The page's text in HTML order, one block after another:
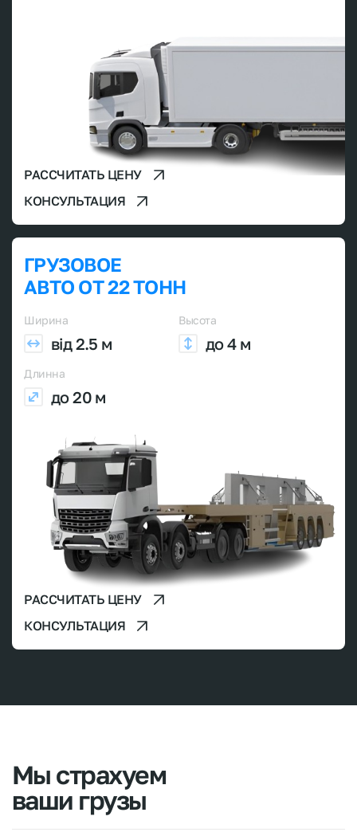
РАССЧИТАТЬ ЦЕНУ
КОНСУЛЬТАЦИЯ
ГРУЗОВОЕ
АВТО ОТ 22 ТОНН
Ширина
від 2.5 м
Высота
до 4 м
Длинна
до 20 м
РАССЧИТАТЬ ЦЕНУ
КОНСУЛЬТАЦИЯ
Мы страхуем
ваши грузы